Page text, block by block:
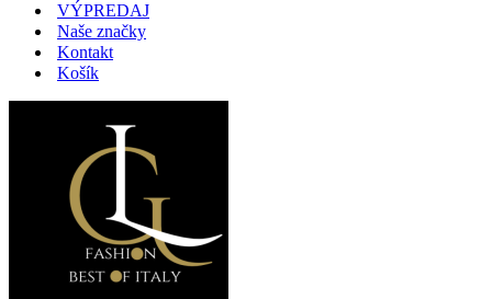
VÝPREDAJ
Naše značky
Kontakt
Košík